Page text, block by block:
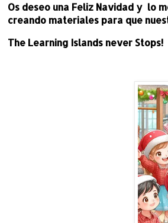
Os deseo una Feliz Navidad y lo
creando materiales para que
The Learning Islands never Stops!